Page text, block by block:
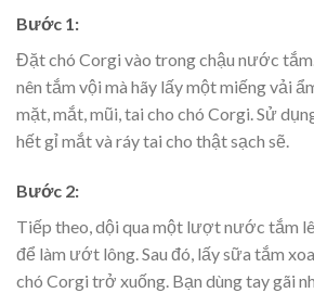
Bước 1:
Đặt chó Corgi vào trong chậu nước
nên tắm vội mà hãy lấy một miếng vải
mặt, mắt, mũi, tai cho chó Corgi. Sử
hết gỉ mắt và ráy tai cho thật sạch sẽ.
Bước 2:
Tiếp theo, dội qua một lượt nước tắm
để làm ướt lông. Sau đó, lấy sữa tắm
chó Corgi trở xuống. Bạn dùng tay gãi